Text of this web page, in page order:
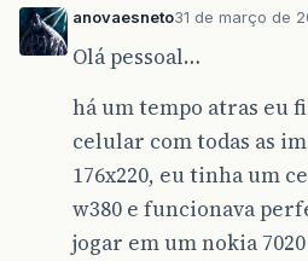
anovaesneto31 de março de
Olá pessoal…
há um tempo atras eu
celular com todas as
176x220, eu tinha um
w380 e funcionava
jogar em um nokia